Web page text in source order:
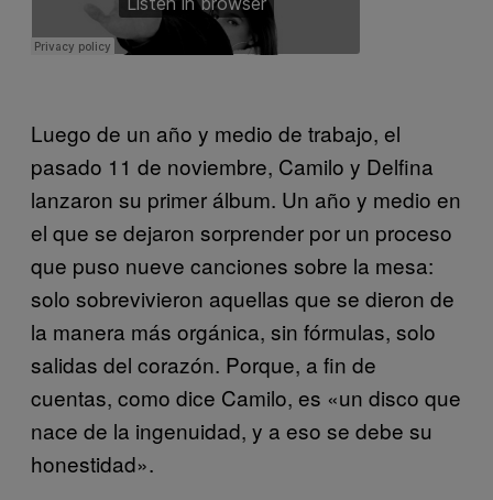
Luego de un año y medio de trabajo, el
pasado 11 de noviembre, Camilo y Delfina
lanzaron su primer álbum. Un año y medio en
el que se dejaron sorprender por un proceso
que puso nueve canciones sobre la mesa:
solo sobrevivieron aquellas que se dieron de
la manera más orgánica, sin fórmulas, solo
salidas del corazón. Porque, a fin de
cuentas, como dice Camilo, es «un disco que
nace de la ingenuidad, y a eso se debe su
honestidad».